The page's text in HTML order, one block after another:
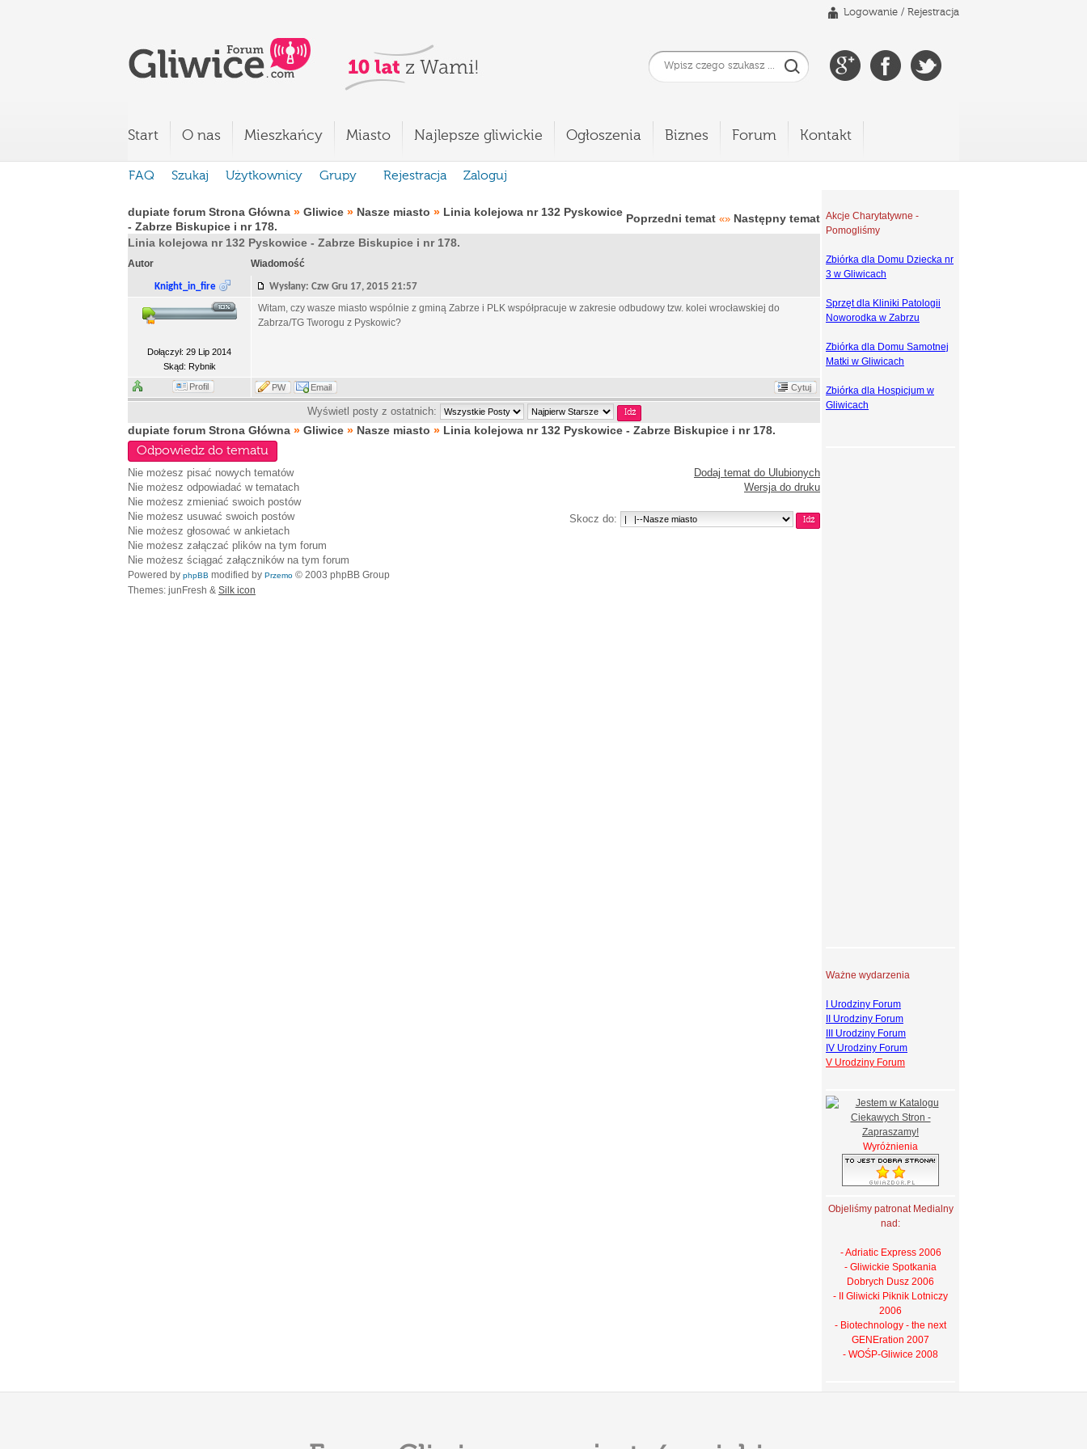
Logowanie / Rejestracja
Start O nas Mieszkańcy Miasto Najlepsze gliwickie Ogłoszenia Biznes Forum Kontakt
FAQ Szukaj Użytkownicy Grupy Rejestracja Zaloguj
dupiate forum Strona Główna » Gliwice » Nasze miasto » Linia kolejowa nr 132 Pyskowice
- Zabrze Biskupice i nr 178.
Poprzedni temat «» Następny temat
Linia kolejowa nr 132 Pyskowice - Zabrze Biskupice i nr 178.
Autor Wiadomość
Knight_in_fire Wysłany: Czw Gru 17, 2015 21:57
Dołączył: 29 Lip 2014
Skąd: Rybnik
Witam, czy wasze miasto wspólnie z gminą Zabrze i PLK współpracuje w zakresie odbudowy tzw. kolei wrocławskiej do
Zabrza/TG Tworogu z Pyskowic?
Profil PW Email Cytuj
Wyświetl posty z ostatnich:
dupiate forum Strona Główna » Gliwice » Nasze miasto » Linia kolejowa nr 132 Pyskowice - Zabrze Biskupice i nr 178.
Odpowiedz do tematu
Nie możesz pisać nowych tematów
Nie możesz odpowiadać w tematach
Nie możesz zmieniać swoich postów
Nie możesz usuwać swoich postów
Nie możesz głosować w ankietach
Nie możesz załączać plików na tym forum
Nie możesz ściągać załączników na tym forum
Dodaj temat do Ulubionych
Wersja do druku
Skocz do:
Powered by phpBB modified by Przemo © 2003 phpBB Group
Themes: junFresh & Silk icon
Akcje Charytatywne -
Pomogliśmy
Zbiórka dla Domu Dziecka nr
3 w Gliwicach
Sprzęt dla Kliniki Patologii
Noworodka w Zabrzu
Zbiórka dla Domu Samotnej
Matki w Gliwicach
Zbiórka dla Hospicjum w
Gliwicach
Ważne wydarzenia
I Urodziny Forum
II Urodziny Forum
III Urodziny Forum
IV Urodziny Forum
V Urodziny Forum
Wyróżnienia
Objeliśmy patronat Medialny
nad:
- Adriatic Express 2006
- Gliwickie Spotkania
Dobrych Dusz 2006
- II Gliwicki Piknik Lotniczy
2006
- Biotechnology - the next
GENEration 2007
- WOŚP-Gliwice 2008